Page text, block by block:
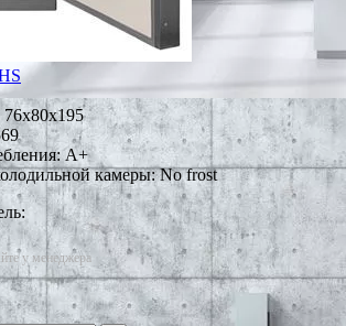
A+
камеры: No frost
у менеджера